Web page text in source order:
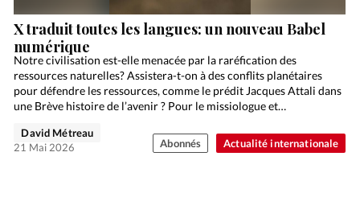
Actualité internationale
X traduit toutes les langues: un nouveau Babel
numérique
Notre civilisation est-elle menacée par la raréfication des
ressources naturelles? Assistera-t-on à des conflits planétaires
pour défendre les ressources, comme le prédit Jacques Attali dans
une Brève histoire de l’avenir ? Pour le missiologue et…
David Métreau
21 Mai 2026
Abonnés